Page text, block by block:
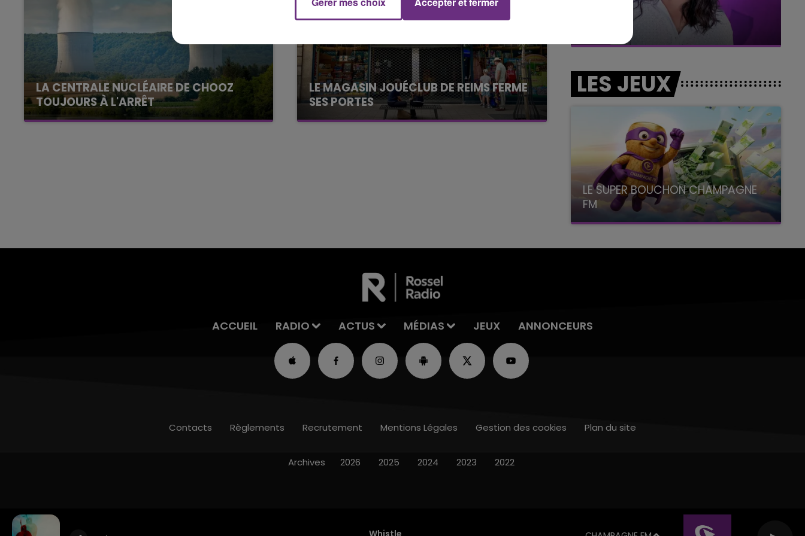
LA CENTRALE NUCLÉAIRE DE CHOOZ
TOUJOURS À L'ARRÊT
Cela fait déjà une semaine que la centrale
LE MAGASIN JOUÉCLUB DE REIMS FERME
SES PORTES
C'était l'une des institutions du centre-ville
Le week-end Champagne FM
LES JEUX
LE SUPER BOUCHON CHAMPAGNE
FM
avec La Famille Champagne FM, à 8H10
ACCUEIL RADIO ACTUS MÉDIAS JEUX ANNONCEURS
Whistle
Contacts Règlements Recrutement Mentions Légales Gestion des cookies Plan du site
Archives 2026 2025 2024 2023 2022